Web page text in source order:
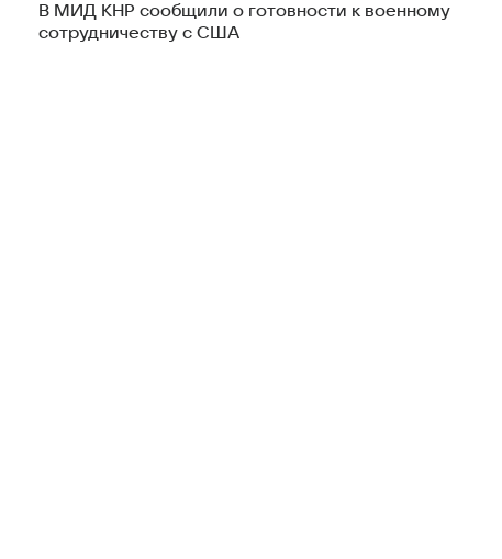
В МИД КНР сообщили о готовности к военному
сотрудничеству с США